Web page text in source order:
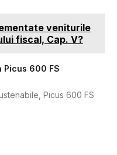
veniturile
fiscal, Cap. V?
Picus 600 FS
Picus 600 FS